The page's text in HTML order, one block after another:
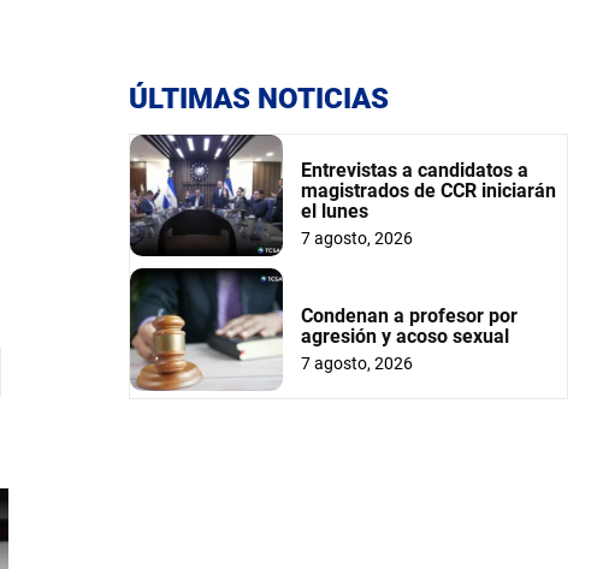
ÚLTIMAS NOTICIAS
Entrevistas a candidatos a
magistrados de CCR iniciarán
el lunes
7 agosto, 2026
Condenan a profesor por
agresión y acoso sexual
7 agosto, 2026